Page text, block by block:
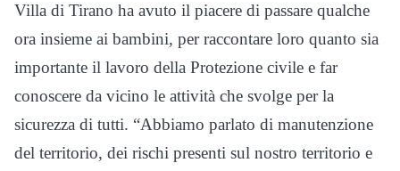
Villa di Tirano ha avuto il piacere di passare qualche
ora insieme ai bambini, per raccontare loro quanto sia
importante il lavoro della Protezione civile e far
conoscere da vicino le attività che svolge per la
sicurezza di tutti. “Abbiamo parlato di manutenzione
del territorio, dei rischi presenti sul nostro territorio e